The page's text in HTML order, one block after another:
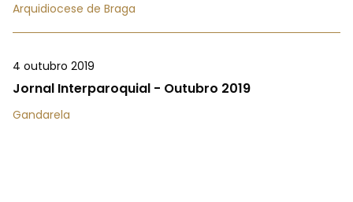
Arquidiocese de Braga
4 outubro 2019
Jornal Interparoquial - Outubro 2019
Gandarela